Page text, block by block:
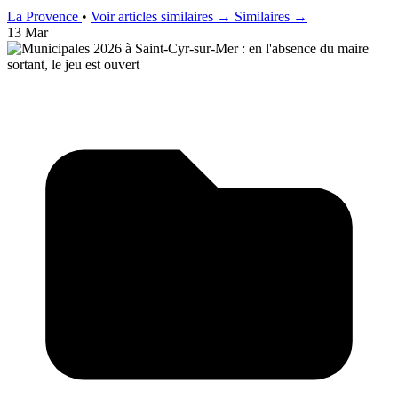
La Provence • Voir articles similaires → Similaires →
13 Mar